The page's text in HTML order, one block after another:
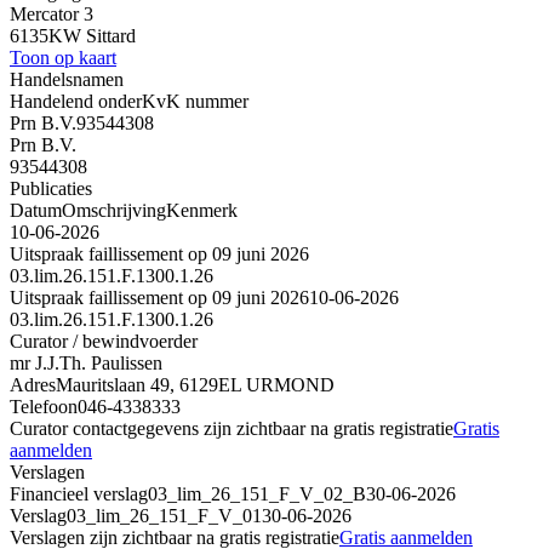
Mercator 3
6135KW Sittard
Toon op kaart
Handelsnamen
Handelend onderKvK nummer
Prn B.V.93544308
Prn B.V.
93544308
Publicaties
DatumOmschrijvingKenmerk
10-06-2026
Uitspraak faillissement op 09 juni 2026
03.lim.26.151.F.1300.1.26
Uitspraak faillissement op 09 juni 202610-06-2026
03.lim.26.151.F.1300.1.26
Curator / bewindvoerder
mr J.J.Th. Paulissen
AdresMauritslaan 49, 6129EL URMOND
Telefoon046-4338333
Curator contactgegevens zijn zichtbaar na gratis registratieGratis
aanmelden
Verslagen
Financieel verslag03_lim_26_151_F_V_02_B30-06-2026
Verslag03_lim_26_151_F_V_0130-06-2026
Verslagen zijn zichtbaar na gratis registratieGratis aanmelden